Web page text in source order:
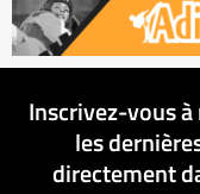
Inscrivez-vous
les
directement